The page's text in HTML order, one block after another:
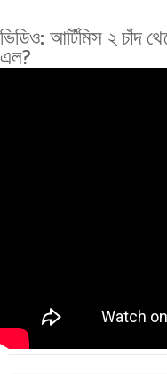
ভিডিও: আর্টিমিস ২ চাঁদ
এল?